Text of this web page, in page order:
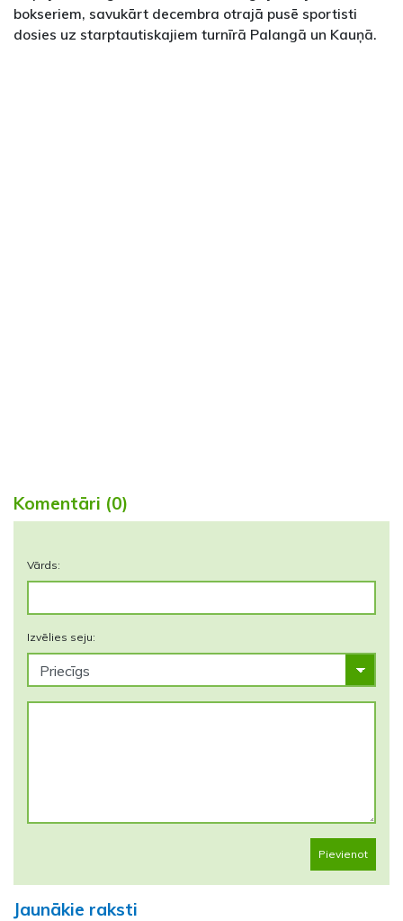
bokseriem, savukārt decembra otrajā pusē sportisti
dosies uz starptautiskajiem turnīrā Palangā un Kauņā.
Komentāri (0)
Vārds:
Izvēlies seju:
Pievienot
Jaunākie raksti